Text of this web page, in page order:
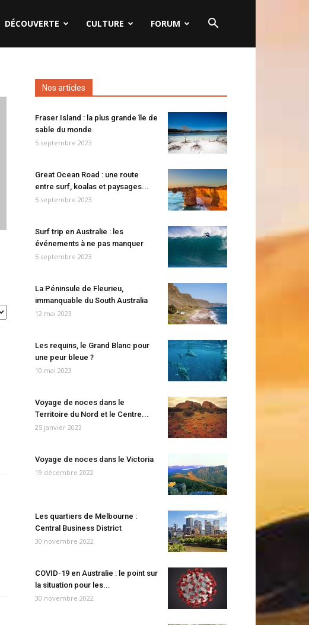
DÉCOUVERTE CULTURE FORUM
Nos articles
Fraser Island : la plus grande île de
sable du monde
5 septembre 2023
Great Ocean Road : une route
entre surf, koalas et paysages...
5 septembre 2023
Surf trip en Australie : les
événements à ne pas manquer
5 septembre 2023
La Péninsule de Fleurieu,
immanquable du South Australia
12 mai 2023
Les requins, le Grand Blanc pour
une peur bleue ?
10 mai 2023
Voyage de noces dans le
Territoire du Nord et le Centre...
25 janvier 2023
Voyage de noces dans le Victoria
19 décembre 2022
Les quartiers de Melbourne :
Central Business District
30 novembre 2022
COVID-19 en Australie : le point sur
la situation pour les...
30 novembre 2022